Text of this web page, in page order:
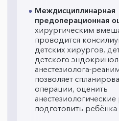
Междисциплинарная
предоперационная
хирургическим
проводится
детских хирургов,
детского
анестезиолога-
позволяет
операции, оценить
подготовить